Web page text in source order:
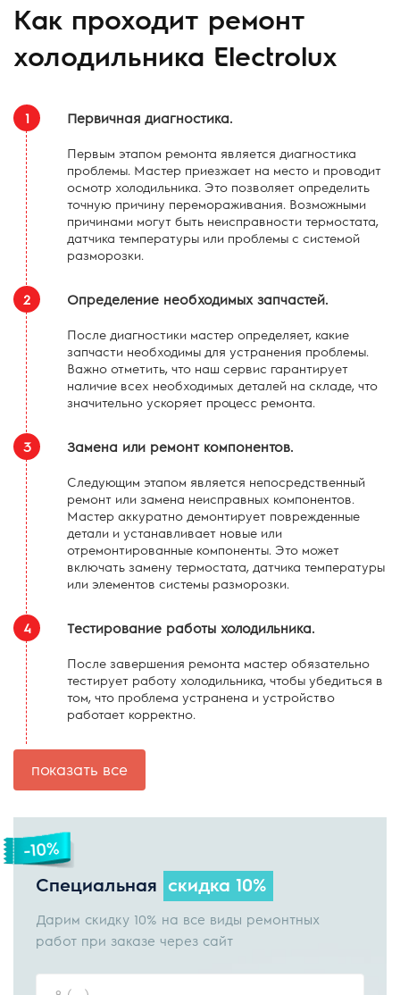
Как проходит ремонт
холодильника Electrolux
1 Первичная диагностика.
Первым этапом ремонта является диагностика
проблемы. Мастер приезжает на место и проводит
осмотр холодильника. Это позволяет определить
точную причину перемораживания. Возможными
причинами могут быть неисправности термостата,
датчика температуры или проблемы с системой
разморозки.
2 Определение необходимых запчастей.
После диагностики мастер определяет, какие
запчасти необходимы для устранения проблемы.
Важно отметить, что наш сервис гарантирует
наличие всех необходимых деталей на складе, что
значительно ускоряет процесс ремонта.
3 Замена или ремонт компонентов.
Следующим этапом является непосредственный
ремонт или замена неисправных компонентов.
Мастер аккуратно демонтирует поврежденные
детали и устанавливает новые или
отремонтированные компоненты. Это может
включать замену термостата, датчика температуры
или элементов системы разморозки.
4 Тестирование работы холодильника.
После завершения ремонта мастер обязательно
тестирует работу холодильника, чтобы убедиться в
том, что проблема устранена и устройство
работает корректно.
показать все
Специальная скидка 10%
Дарим скидку 10% на все виды ремонтных
работ при заказе через сайт